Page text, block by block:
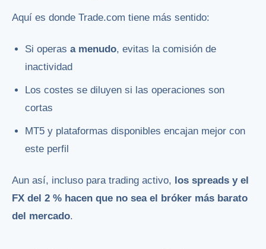
Aquí es donde Trade.com tiene más sentido:
Si operasa menudo, evitas la comisión de
inactividad
Los costes se diluyen si las operaciones son
cortas
MT5 y plataformas disponibles encajan mejor con
este perfil
Aun así, incluso para trading activo, los spreads y el
FX del 2 % hacen que no sea el bróker más barato
del mercado.